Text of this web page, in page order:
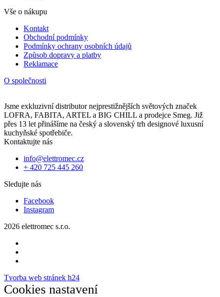
Vše o nákupu
Kontakt
Obchodní podmínky
Podmínky ochrany osobních údajů
Způsob dopravy a platby
Reklamace
O společnosti
Jsme exkluzivní distributor nejprestižnějších světových značek
LOFRA, FABITA, ARTEL a BIG CHILL a prodejce Smeg. Již
přes 13 let přinášíme na český a slovenský trh designové luxusní
kuchyňské spotřebiče.
Kontaktujte nás
info@elettromec.cz
+ 420 725 445 260
Sledujte nás
Facebook
Instagram
2026 elettromec s.r.o.
Tvorba web stránek h24
Cookies nastavení